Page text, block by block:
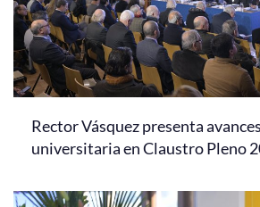
Rector Vásquez presenta
universitaria en Claustro Pleno